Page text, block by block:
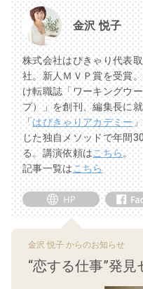
金沢 悦子
株式会社はぴきゃり代表
社。新人ＭＶＰ賞を受賞
け転職誌「ワーキングウ
プ）」を創刊、編集長に
「はぴきゃりアカデミー
じた独自メソッドで年間
る。講演依頼はこちら。
記事一覧はこちら
金沢 悦子 からのお知らせ
“恋する仕事”発見